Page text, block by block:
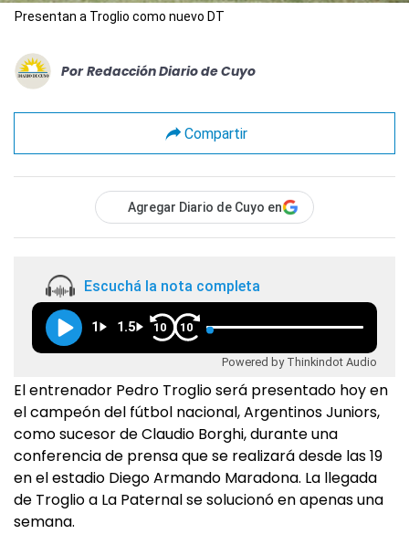
Presentan a Troglio como nuevo DT
Por Redacción Diario de Cuyo
Compartir
Agregar Diario de Cuyo en
Escuchá la nota completa
1 1.5 10 10
Powered by Thinkindot Audio
El entrenador Pedro Troglio será presentado hoy en
el campeón del fútbol nacional, Argentinos Juniors,
como sucesor de Claudio Borghi, durante una
conferencia de prensa que se realizará desde las 19
en el estadio Diego Armando Maradona. La llegada
de Troglio a La Paternal se solucionó en apenas una
semana.